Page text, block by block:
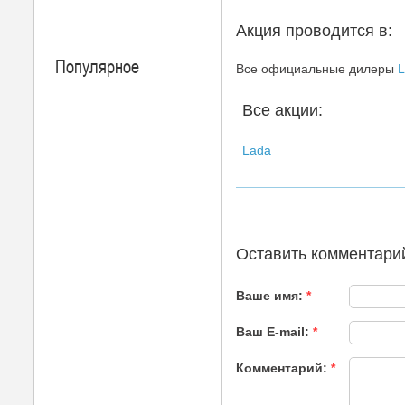
Популярное
Акция проводится в:
Все официальные дилеры
Все акции:
Lada
Оставить
Ваше имя: *
Ваш E-mail: *
Комментарий: *